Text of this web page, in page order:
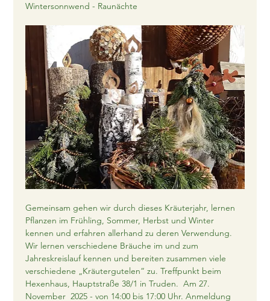
Wintersonnwend - Raunächte
Gemeinsam gehen wir durch dieses Kräuterjahr, lernen
Pflanzen im Frühling, Sommer, Herbst und Winter
kennen und erfahren allerhand zu deren Verwendung.
Wir lernen verschiedene Bräuche im und zum
Jahreskreislauf kennen und bereiten zusammen viele
verschiedene „Kräutergutelen“ zu. Treffpunkt beim
Hexenhaus, Hauptstraße 38/1 in Truden.  Am 27.
November  2025 - von 14:00 bis 17:00 Uhr. Anmeldung